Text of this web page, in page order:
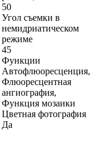
50
Угол съемки в
немидриатическом
режиме
45
Функции
Автофлюоресценция,
Флюоресцентная
ангиография,
Функция мозаики
Цветная фотография
Да